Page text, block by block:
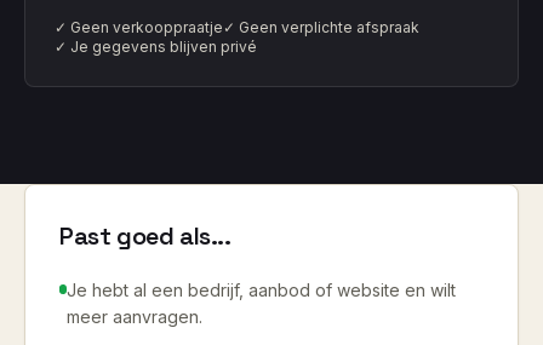
✓ Geen verkooppraatje ✓ Geen verplichte afspraak
✓ Je gegevens blijven privé
Past goed als...
Je hebt al een bedrijf, aanbod of website en wilt
meer aanvragen.